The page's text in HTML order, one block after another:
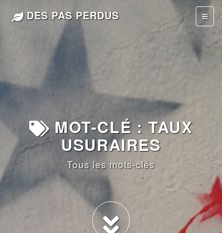
DES PAS PERDUS
MOT-CLÉ : TAUX
USURAIRES
Tous les mots-clés